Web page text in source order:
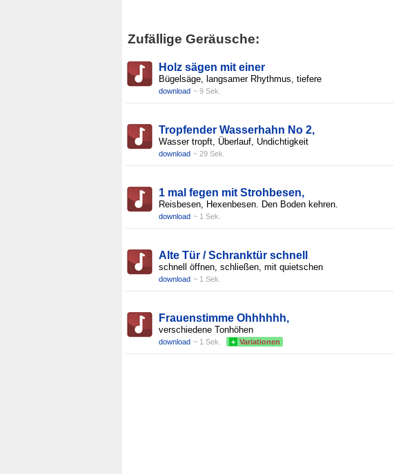
Zufällige Geräusche:
Holz sägen mit einer
Bügelsäge, langsamer Rhythmus, tiefere
download ~ 9 Sek.
Tropfender Wasserhahn No 2,
Wasser tropft, Überlauf, Undichtigkeit
download ~ 29 Sek.
1 mal fegen mit Strohbesen,
Reisbesen, Hexenbesen. Den Boden kehren.
download ~ 1 Sek.
Alte Tür / Schranktür schnell
schnell öffnen, schließen, mit quietschen
download ~ 1 Sek.
Frauenstimme Ohhhhhh,
verschiedene Tonhöhen
download ~ 1 Sek. + Variationen